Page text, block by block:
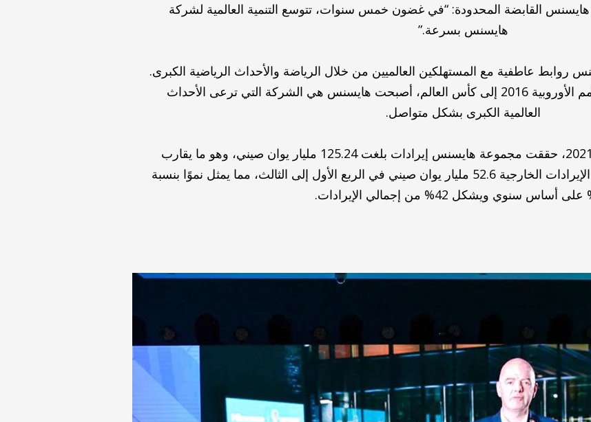
القابضة المحدودة: “في غضون خمس سنوات، تتوسع التنمية العالمية لشركة
هايسنس بسرعة.”
روابط عاطفية مع المستهلكين العالميين من خلال الرياضة والأحداث الرياضية الكبرى.
منذ عام 2016، من رعاية كأس الأمم الأوروبية 2016 إلى كأس العالم، أصبحت هايسنس هي الشركة التي ترعى الأحداث
العالمية الكبرى بشكل متواصل.
في الربع الأول إلى الثالث من عام 2021، حققت مجموعة هايسنس إيرادات بلغت 125.24 مليار يوان صيني، وهو ما يقارب
الإيرادات السنوية لعام 2019؛ وبلغت الإيرادات الخارجية 52.6 مليار يوان صيني في الربع الأول إلى الثالث، مما يمثل نموًا بنسبة